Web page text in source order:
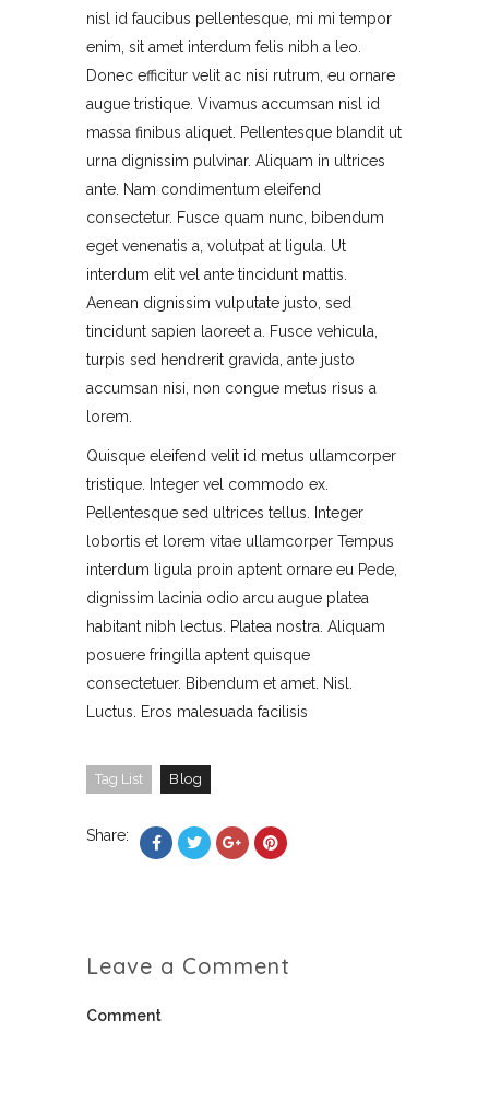
nisl id faucibus pellentesque, mi mi tempor
enim, sit amet interdum felis nibh a leo.
Donec efficitur velit ac nisi rutrum, eu ornare
augue tristique. Vivamus accumsan nisl id
massa finibus aliquet. Pellentesque blandit ut
urna dignissim pulvinar. Aliquam in ultrices
ante. Nam condimentum eleifend
consectetur. Fusce quam nunc, bibendum
eget venenatis a, volutpat at ligula. Ut
interdum elit vel ante tincidunt mattis.
Aenean dignissim vulputate justo, sed
tincidunt sapien laoreet a. Fusce vehicula,
turpis sed hendrerit gravida, ante justo
accumsan nisi, non congue metus risus a
lorem.
Quisque eleifend velit id metus ullamcorper
tristique. Integer vel commodo ex.
Pellentesque sed ultrices tellus. Integer
lobortis et lorem vitae ullamcorper Tempus
interdum ligula proin aptent ornare eu Pede,
dignissim lacinia odio arcu augue platea
habitant nibh lectus. Platea nostra. Aliquam
posuere fringilla aptent quisque
consectetuer. Bibendum et amet. Nisl.
Luctus. Eros malesuada facilisis
Tag List Blog
Share:
Leave a Comment
Comment